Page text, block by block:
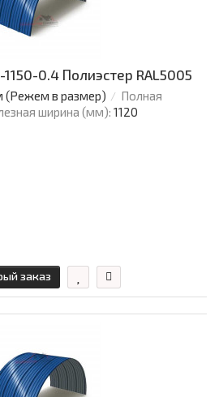
0.4 Полиэстер RAL5005
(Режем в размер)
Полная
ширина (мм): 1120
заказ